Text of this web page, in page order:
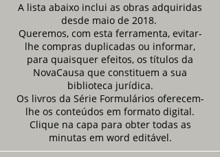
A lista abaixo inclui as obras adquiridas
desde maio de 2018.
Queremos, com esta ferramenta, evitar-
lhe compras duplicadas ou informar,
para quaisquer efeitos, os títulos da
NovaCausa que constituem a sua
biblioteca jurídica.
Os livros da Série Formulários oferecem-
lhe os conteúdos em formato digital.
Clique na capa para obter todas as
minutas em word editável.